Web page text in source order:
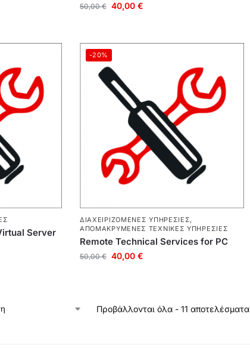
50,00€ 40,00 €
Server
-20%
ΔΙΑΧΕΙΡΙΖΌΜΕΝΕΣ ΥΠΗΡΕΣΊΕΣ
ΑΠΟΜΑΚΡΥΜΈΝΕΣ ΤΕΧΝΙΚΈΣ ΥΠΗΡΕΣΊΕΣ
Remote Technical Services for PC
50,00€ 40,00 €
Προβάλλονται όλα - 11 αποτελέσματα